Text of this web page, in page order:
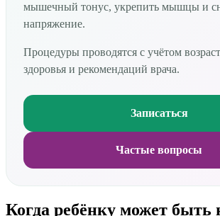
мышечный тонус, укрепить мышцы и
напряжение.
Процедуры проводятся с учётом
здоровья и рекомендаций врача.
Записаться
Частые вопросы
Когда ребёнку может быть